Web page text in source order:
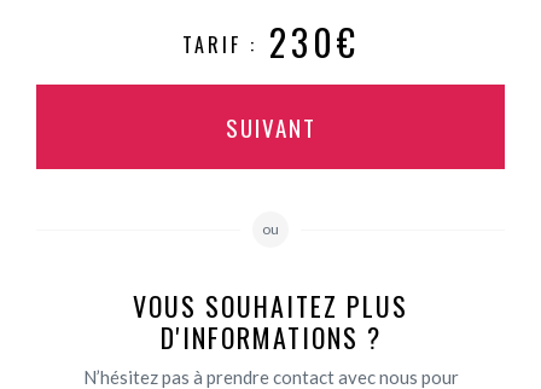
TARIF : 230€
SUIVANT
ou
VOUS SOUHAITEZ PLUS
D'INFORMATIONS ?
N’hésitez pas à prendre contact avec nous pour